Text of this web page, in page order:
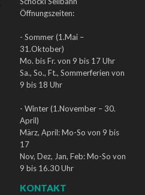
Öffnungszeiten:
- Sommer (1.Mai –
31.Oktober)
Mo. bis Fr. von 9 bis 17 Uhr
Sa., So., Ft., Sommerferien von
9 bis 18 Uhr
- Winter (1.November – 30.
April)
März, April: Mo-So von 9 bis
17
Nov, Dez, Jan, Feb: Mo-So von
9 bis 16.30 Uhr
KONTAKT